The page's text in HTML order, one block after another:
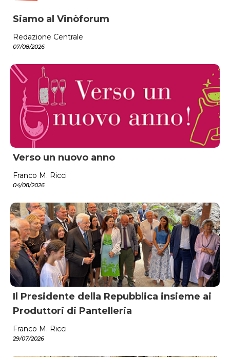
Siamo al Vinòforum
Redazione Centrale
07/08/2026
Verso un nuovo anno
Franco M. Ricci
04/08/2026
Il Presidente della Repubblica insieme ai
Produttori di Pantelleria
Franco M. Ricci
29/07/2026